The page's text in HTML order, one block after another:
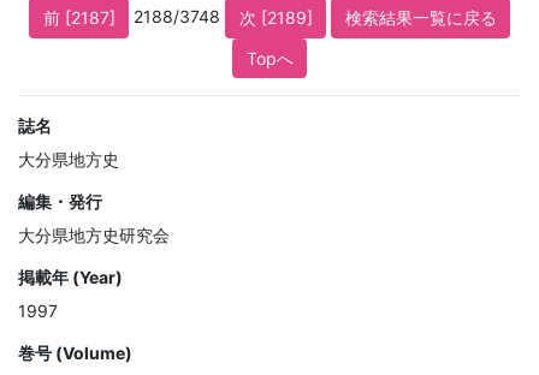
前 [2187] 2188/3748 次 [2189]
検索結果一覧に戻る
Topへ
誌名
大分県地方史
編集・発行
大分県地方史研究会
掲載年 (Year)
1997
巻号 (Volume)